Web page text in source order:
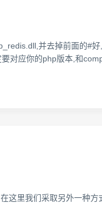
并去掉前面的#
对应你的php版本,和
这里我们采取另外一种